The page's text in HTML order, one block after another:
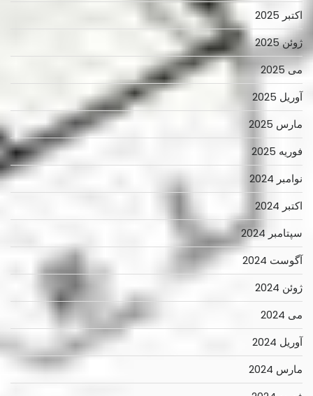
اکتبر 2025
ژوئن 2025
می 2025
آوریل 2025
مارس 2025
فوریه 2025
نوامبر 2024
اکتبر 2024
سپتامبر 2024
آگوست 2024
ژوئن 2024
می 2024
آوریل 2024
مارس 2024